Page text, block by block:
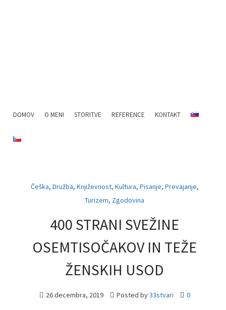
MENU
SKIP TO CONTENT
DOMOV O MENI STORITVE REFERENCE KONTAKT
Češka, Družba, Književnost, Kultura, Pisanje, Prevajanje,
Turizem, Zgodovina
400 STRANI SVEŽINE
OSEMTISOČAKOV IN TEŽE
ŽENSKIH USOD
26 decembra, 2019 Posted by33stvari 0